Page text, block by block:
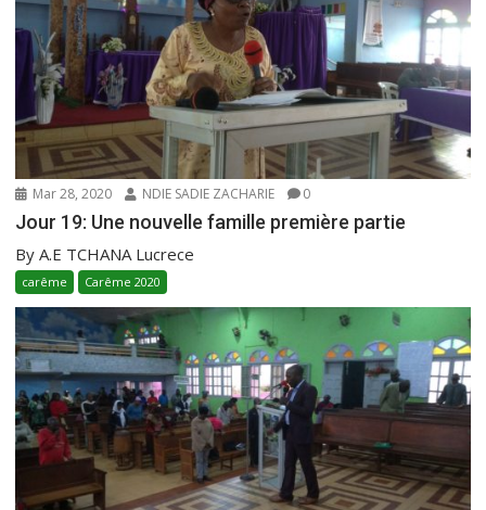
Mar 28, 2020 NDIE SADIE ZACHARIE 0
Jour 19: Une nouvelle famille première partie
By A.E TCHANA Lucrece
carême Carême 2020